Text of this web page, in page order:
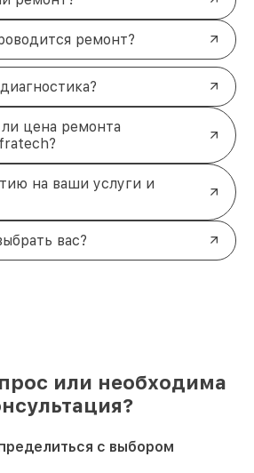
ремонт?
цена ремонта
на ваши услуги и
вас?
или необходима
с выбором